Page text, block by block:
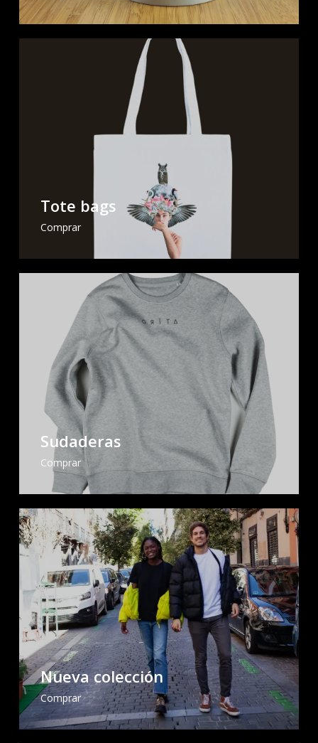
Tote bags
Comprar
Sudaderas
Comprar
Nueva colección
Comprar